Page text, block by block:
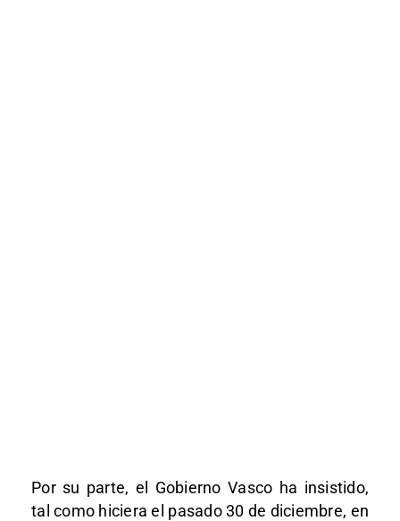
Por su parte, el Gobierno Vasco ha insistido,
tal como hiciera el pasado 30 de diciembre, en